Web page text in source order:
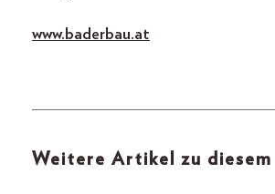
www.baderbau.at
Weitere Artikel zu diesem